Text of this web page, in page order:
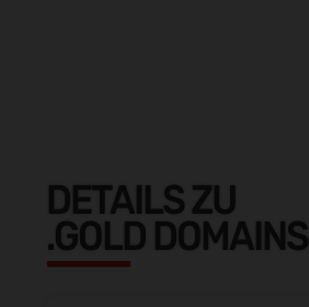
DETAILS ZU
.GOLD DOMAINS